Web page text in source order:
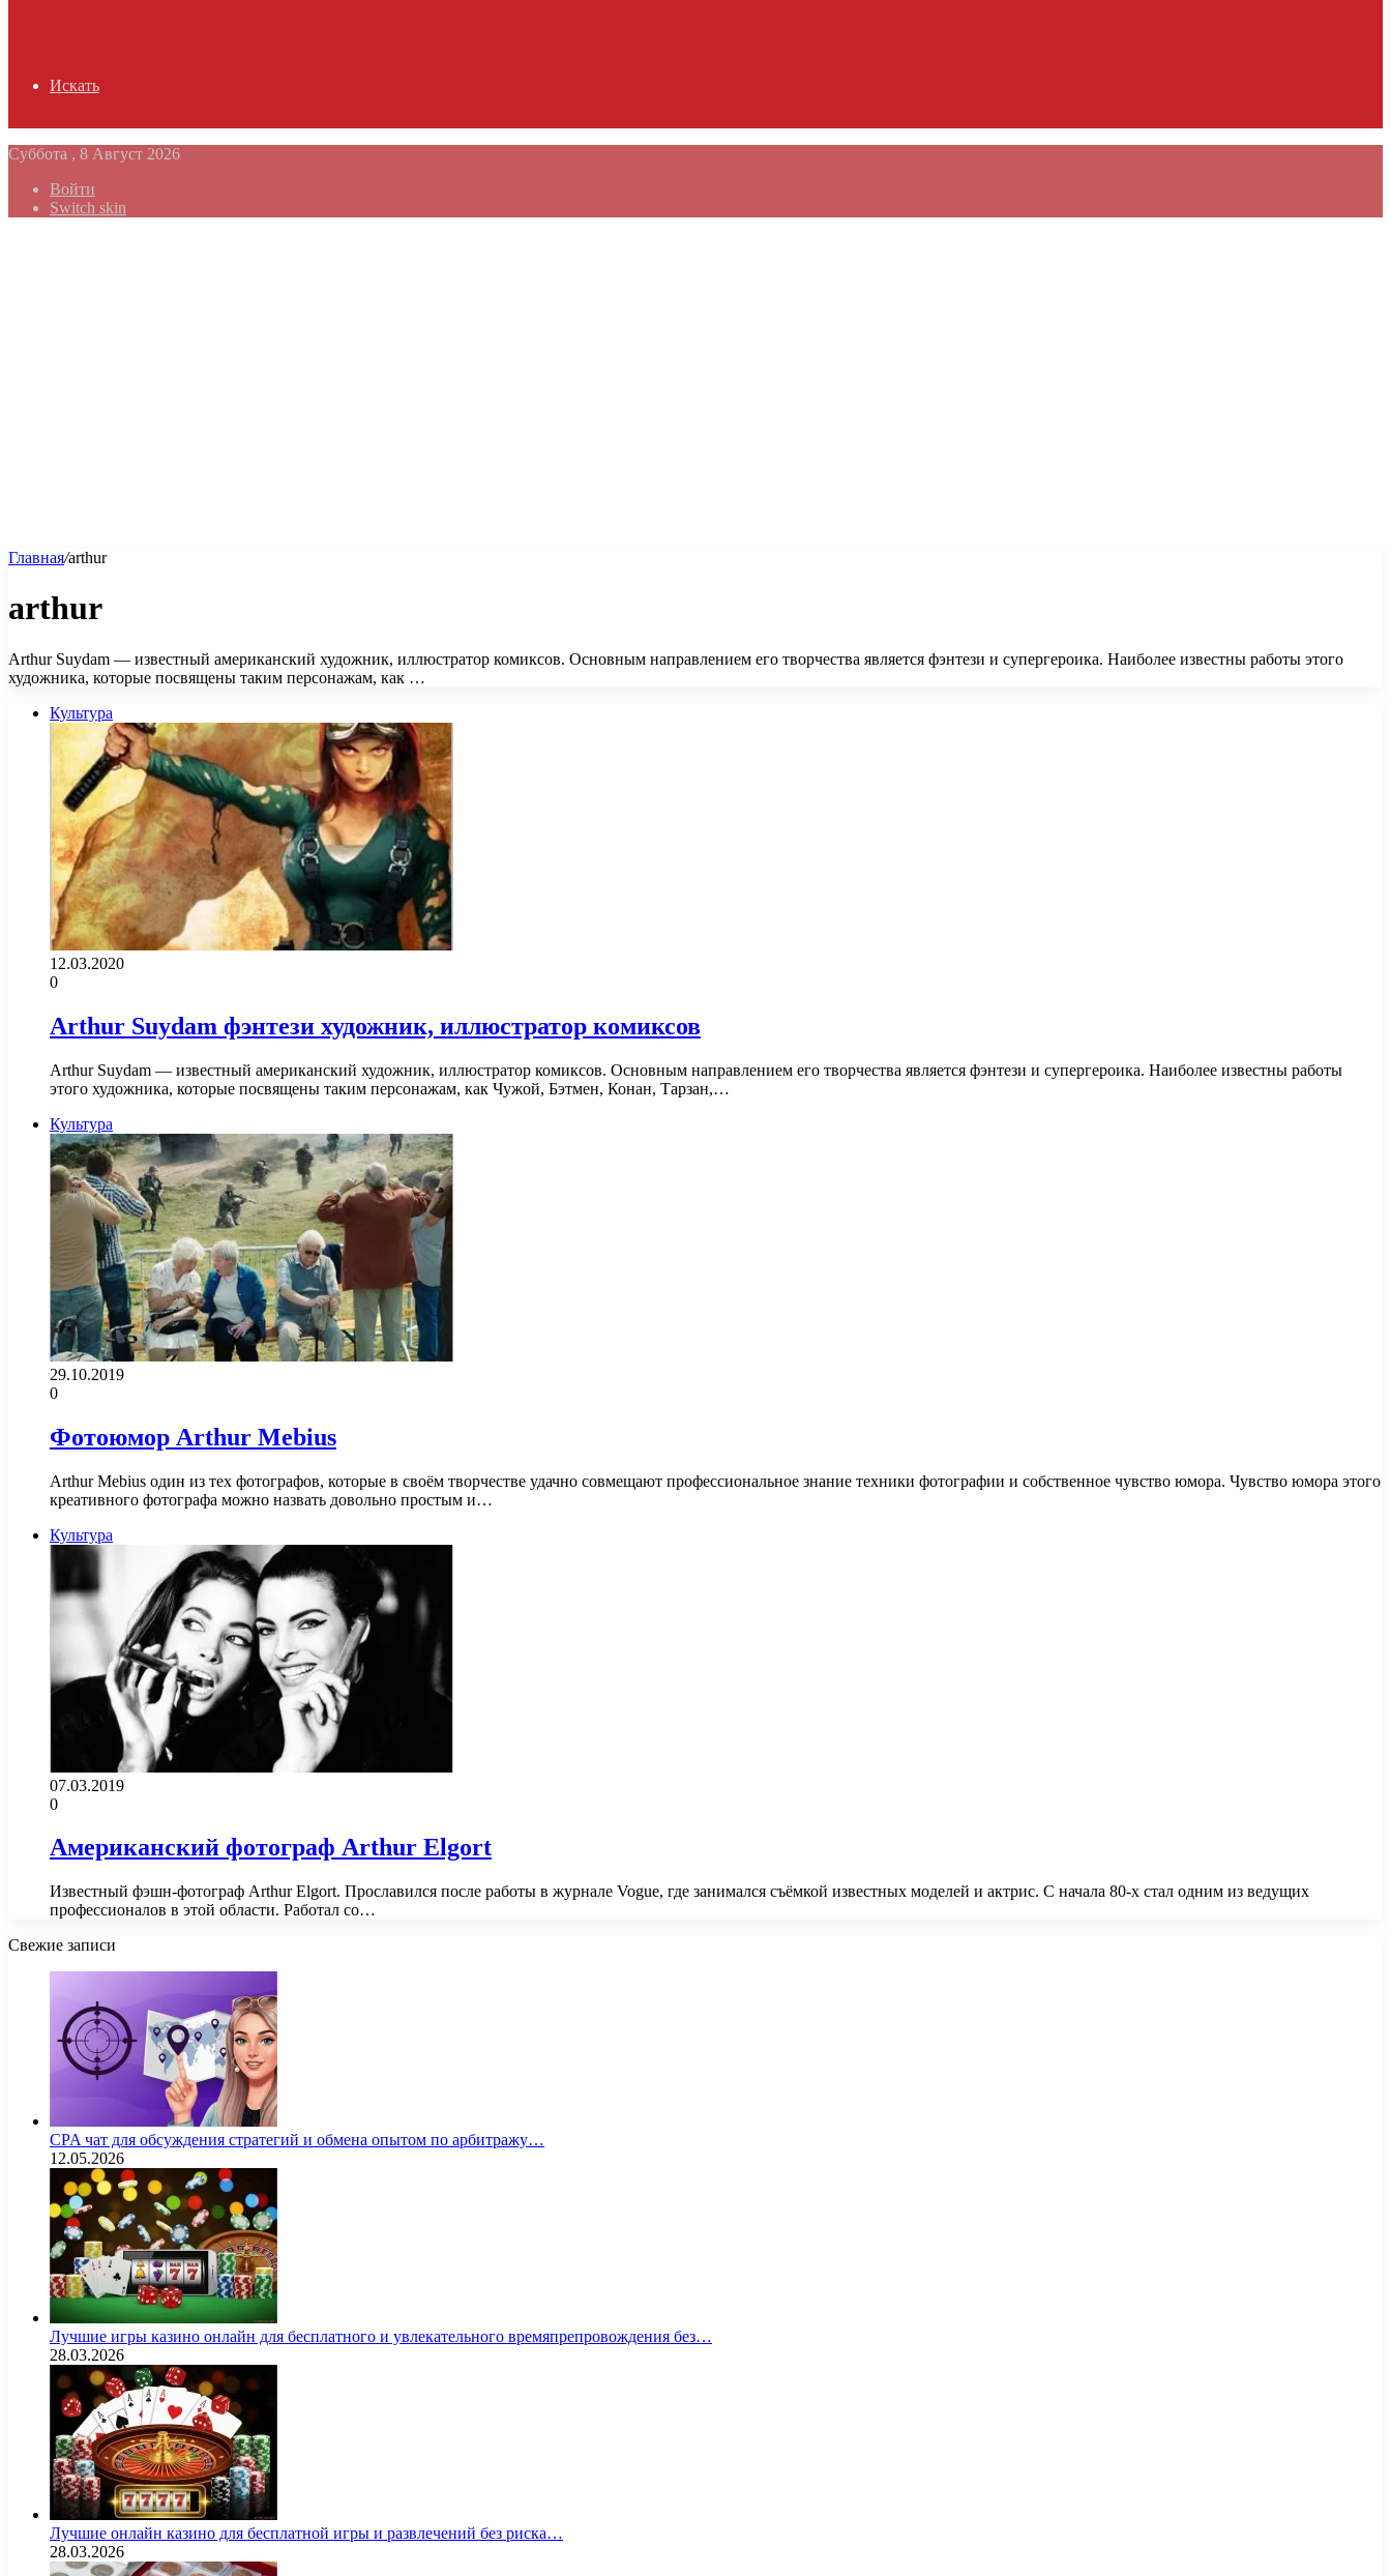
Искать
Суббота , 8 Август 2026
Войти
Switch skin
Главная/arthur
arthur
Arthur Suydam — известный американский художник, иллюстратор комиксов. Основным направлением его творчества является фэнтези и супергероика. Наиболее известны работы этого
художника, которые посвящены таким персонажам, как …
Культура
12.03.2020
0
Arthur Suydam фэнтези художник, иллюстратор комиксов
Arthur Suydam — известный американский художник, иллюстратор комиксов. Основным направлением его творчества является фэнтези и супергероика. Наиболее известны работы
этого художника, которые посвящены таким персонажам, как Чужой, Бэтмен, Конан, Тарзан,…
Культура
29.10.2019
0
Фотоюмор Arthur Mebius
Arthur Mebius один из тех фотографов, которые в своём творчестве удачно совмещают профессиональное знание техники фотографии и собственное чувство юмора. Чувство юмора этого
креативного фотографа можно назвать довольно простым и…
Культура
07.03.2019
0
Американский фотограф Arthur Elgort
Известный фэшн-фотограф Arthur Elgort. Прославился после работы в журнале Vogue, где занимался съёмкой известных моделей и актрис. С начала 80-х стал одним из ведущих
профессионалов в этой области. Работал со…
Свежие записи
CPA чат для обсуждения стратегий и обмена опытом по арбитражу…
12.05.2026
Лучшие игры казино онлайн для бесплатного и увлекательного времяпрепровождения без…
28.03.2026
Лучшие онлайн казино для бесплатной игры и развлечений без риска…
28.03.2026